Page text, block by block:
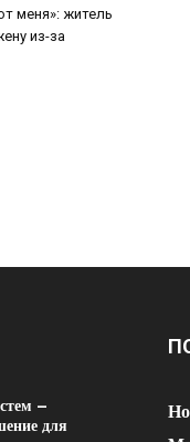
меня»: житель
из-за
–
для